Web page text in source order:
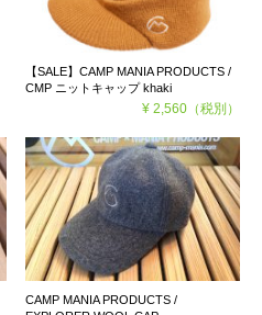
【SALE】CAMP MANIA PRODUCTS /
CMP ニットキャップ khaki
¥ 2,560（税別）
CAMP MANIA PRODUCTS /